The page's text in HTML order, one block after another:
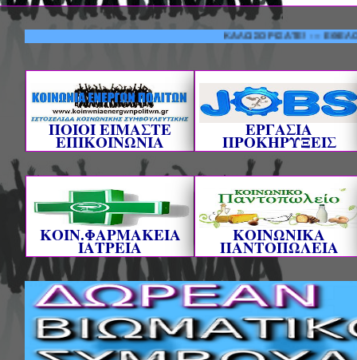
ΚΑΛΩΣΟΡΙΣΑΤΕ! ---
ΠΟΙΟΙ ΕΙΜΑΣΤΕ
ΕΠΙΚΟΙΝΩΝΙΑ
ΕΡΓΑΣΙΑ
ΠΡΟΚΗΡΥΞΕΙΣ
ΚΟΙΝ.ΦΑΡΜΑΚΕΙΑ
ΙΑΤΡΕΙΑ
ΚΟΙΝΩΝΙΚΑ
ΠΑΝΤΟΠΩΛΕΙΑ